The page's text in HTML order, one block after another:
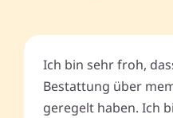
Ich bin sehr froh,
Bestattung über
geregelt haben. Ich